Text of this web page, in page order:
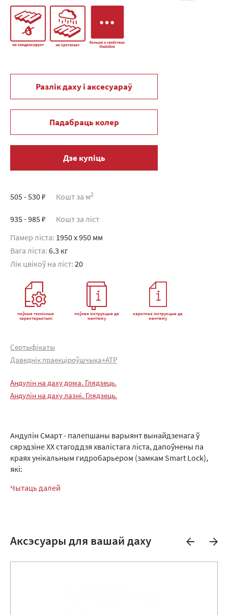
Разлік даху і аксесуараў
Падабраць колер
Дзе купіць
505 - 530 ₽ Кошт за м2
935 - 985 ₽ Кошт за ліст
Памер ліста: 1950 x 950 мм
Вага ліста: 6.3 кг
Лік цвікоў на ліст: 20
поўныя тэхнічныя
характарыстыкі
поўная інструкцыя да
мантажу
кароткая інструкцыя да
мантажу
Сертыфікаты
Даведнік праекціроўшчыка+АТР
Андулін на даху дома. Глядзець.
Андулін на даху лазні. Глядзець.
Андулін Смарт - палепшаны варыянт вынайдзенага ў
сярэдзіне XX стагоддзя хвалістага ліста, дапоўнены па
краях унікальным гидробарьером (замкам Smart Lock),
які:
Чытаць далей
Аксэсуары для вашай даху